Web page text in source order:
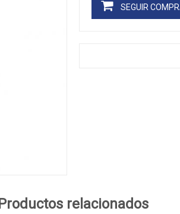
SEGUIR
Productos relacionados